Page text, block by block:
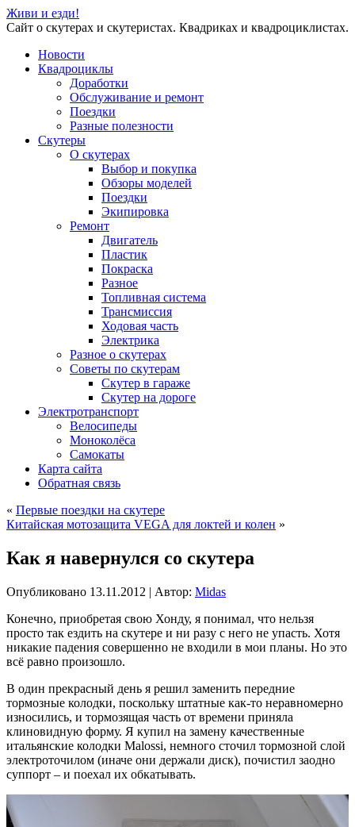
Живи и езди!
Сайт о скутерах и скутеристах. Квадриках и квадроциклистах.
Новости
Квадроциклы
Доработки
Обслуживание и ремонт
Поездки
Разные полезности
Скутеры
О скутерах
Выбор и покупка
Обзоры моделей
Поездки
Экипировка
Ремонт
Двигатель
Пластик
Покраска
Разное
Топливная система
Трансмиссия
Ходовая часть
Электрика
Разное о скутерах
Советы по скутерам
Скутер в гараже
Скутер на дороге
Электротранспорт
Велосипеды
Моноколёса
Самокаты
Карта сайта
Обратная связь
« Первые поездки на скутере
Китайская мотозащита VEGA для локтей и колен »
Как я навернулся со скутера
Опубликовано 13.11.2012 | Автор: Midas
Конечно, приобретая свою Хонду, я понимал, что нельзя
просто так ездить на скутере и ни разу с него не упасть. Хотя
никакие падения совершенно не входили в мои планы. Но это
всё равно произошло.
В один прекрасный день я решил заменить передние
тормозные колодки, поскольку штатные как-то неравномерно
износились, и тормозящая часть от времени приняла
клиновидную форму. Я купил на замену качественные
итальянские колодки Malossi, немного сточил тормозной слой
электроточилом (иначе они держали диск), почистил заодно
суппорт – и поехал их обкатывать.